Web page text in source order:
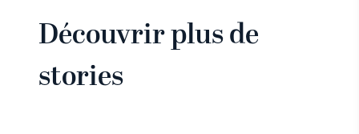
Découvrir plus de
stories